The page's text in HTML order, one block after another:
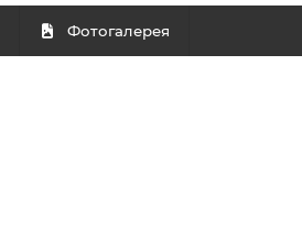
Фотогалерея